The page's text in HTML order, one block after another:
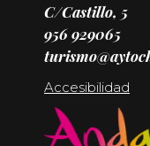
C/Castillo, 5
956 929065
Accesibilidad